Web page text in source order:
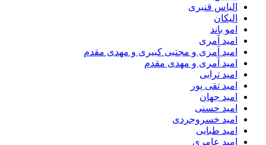
الیاس قنبرى
الیکان
امو باند
امید آمری
امید آمری و مجتبی کبیری و مهدى مقدم
امید آمری و مهدی مقدم
امید ترابی
امید تقی پور
امید جهان
امید حسنی
امید خسروجردی
امید طبایی
امید عامری